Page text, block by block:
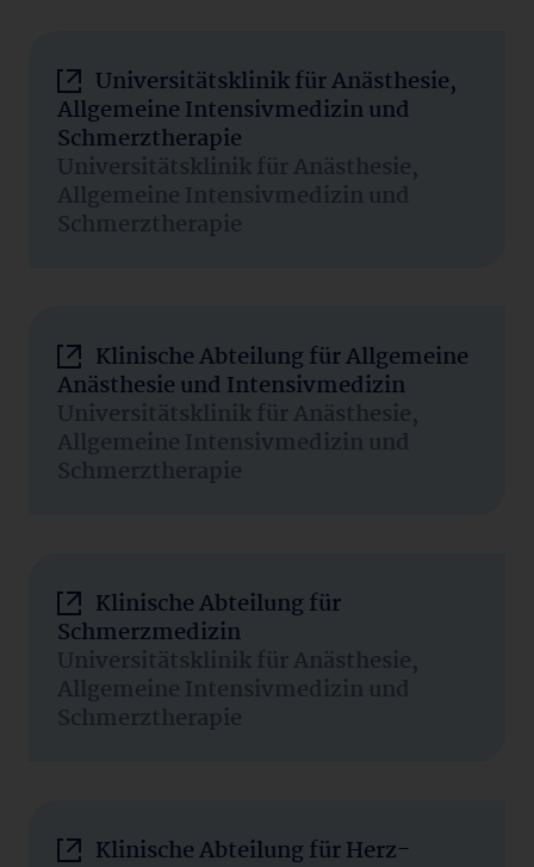
Universitätsklinik für Anästhesie,
Allgemeine Intensivmedizin und
Schmerztherapie
Universitätsklinik für Anästhesie,
Allgemeine Intensivmedizin und
Schmerztherapie
Klinische Abteilung für Allgemeine
Anästhesie und Intensivmedizin
Universitätsklinik für Anästhesie,
Allgemeine Intensivmedizin und
Schmerztherapie
Klinische Abteilung für
Schmerzmedizin
Universitätsklinik für Anästhesie,
Allgemeine Intensivmedizin und
Schmerztherapie
Klinische Abteilung für Herz-